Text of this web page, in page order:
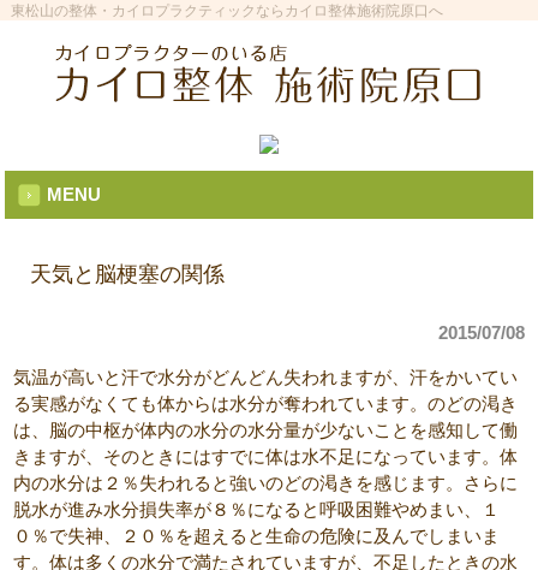
東松山の整体・カイロプラクティックならカイロ整体施術院原口へ
MENU
天気と脳梗塞の関係
2015/07/08
気温が高いと汗で水分がどんどん失われますが、汗をかいてい
る実感がなくても体からは水分が奪われています。のどの渇き
は、脳の中枢が体内の水分の水分量が少ないことを感知して働
きますが、そのときにはすでに体は水不足になっています。体
内の水分は２％失われると強いのどの渇きを感じます。さらに
脱水が進み水分損失率が８％になると呼吸困難やめまい、１
０％で失神、２０％を超えると生命の危険に及んでしまいま
す。体は多くの水分で満たされていますが、不足したときの水